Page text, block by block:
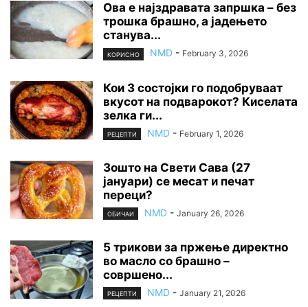
Ова е најздравата запршка – без
трошка брашно, а јадењето
станува...
КОРИСНО NMD - February 3, 2026
Кои 3 состојки го подобруваат
вкусот на подварокот? Киселата
зелка ги...
РЕЦЕПТИ NMD - February 1, 2026
Зошто на Свети Сава (27
јануари) се месат и печат
переци?
ОБИЧАИ NMD - January 26, 2026
5 трикови за пржење директно
во масло со брашно –
совршено...
РЕЦЕПТИ NMD - January 21, 2026